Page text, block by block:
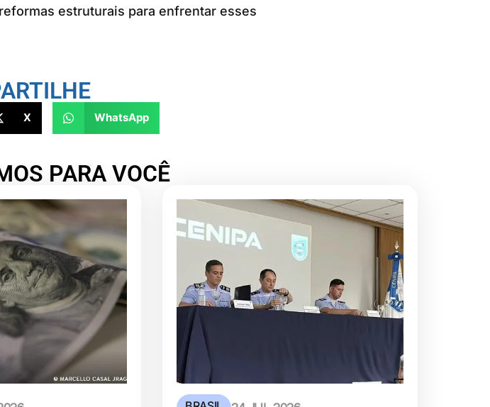
estruturais para enfrentar esses
X WhatsApp
PARA VOCÊ